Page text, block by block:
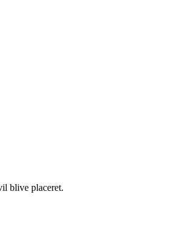
blive placeret.